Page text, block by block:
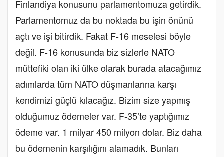
Finlandiya konusunu parlamentomuza getirdik.
Parlamentomuz da bu noktada bu işin önünü
açtı ve işi bitirdik. Fakat F-16 meselesi böyle
değil. F-16 konusunda biz sizlerle NATO
müttefiki olan iki ülke olarak burada atacağımız
adımlarda tüm NATO düşmanlarına karşı
kendimizi güçlü kılacağız. Bizim size yapmış
olduğumuz ödemeler var. F-35’te yaptığımız
ödeme var. 1 milyar 450 milyon dolar. Biz daha
bu ödemenin karşılığını alamadık. Bunları